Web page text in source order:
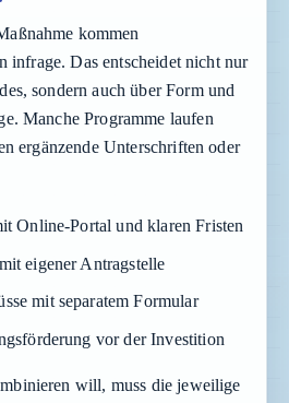
kommen
infrage. Das entscheidet nicht nur
sondern auch über Form und
Manche Programme laufen
ergänzende Unterschriften oder
Online-Portal und klaren Fristen
eigener Antragstelle
mit separatem Formular
vor der Investition
will, muss die jeweilige